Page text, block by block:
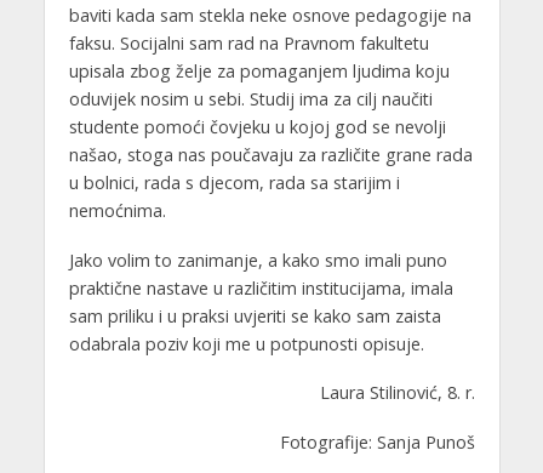
baviti kada sam stekla neke osnove pedagogije na
faksu. Socijalni sam rad na Pravnom fakultetu
upisala zbog želje za pomaganjem ljudima koju
oduvijek nosim u sebi. Studij ima za cilj naučiti
studente pomoći čovjeku u kojoj god se nevolji
našao, stoga nas poučavaju za različite grane rada
u bolnici, rada s djecom, rada sa starijim i
nemoćnima.
Jako volim to zanimanje, a kako smo imali puno
praktične nastave u različitim institucijama, imala
sam priliku i u praksi uvjeriti se kako sam zaista
odabrala poziv koji me u potpunosti opisuje.
Laura Stilinović, 8. r.
Fotografije: Sanja Punoš